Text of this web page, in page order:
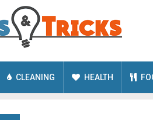
CLEANING HEALTH